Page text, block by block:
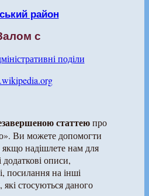
район
с
поділи
статтеюпро
Ви можете допомогти
надішлете нам для
додаткові описи,
посилання на інші
які стосуються даного